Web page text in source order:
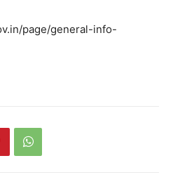
page/general-info-